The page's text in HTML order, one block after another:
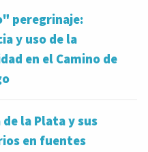
peregrinaje:
y uso de la
en el Camino de
de la Plata y sus
en fuentes